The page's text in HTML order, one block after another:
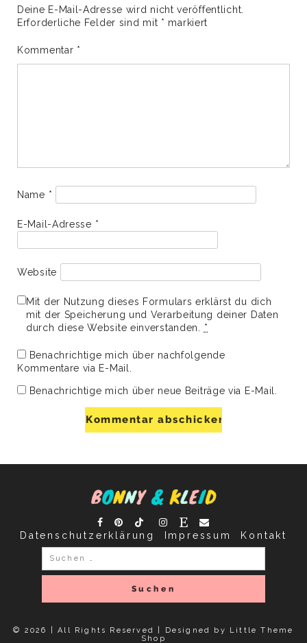
Deine E-Mail-Adresse wird nicht veröffentlicht.
Erforderliche Felder sind mit * markiert
Kommentar *
Name *
E-Mail-Adresse *
Website
Mit der Nutzung dieses Formulars erklärst du dich
mit der Speicherung und Verarbeitung deiner Daten
durch diese Website einverstanden. *
Benachrichtige mich über nachfolgende
Kommentare via E-Mail.
Benachrichtige mich über neue Beiträge via E-Mail.
Datenschutzerklärung Impressum Kontakt
Suchen
© 2026 | All Rights Reserved |
Designed by Little Theme
Shop